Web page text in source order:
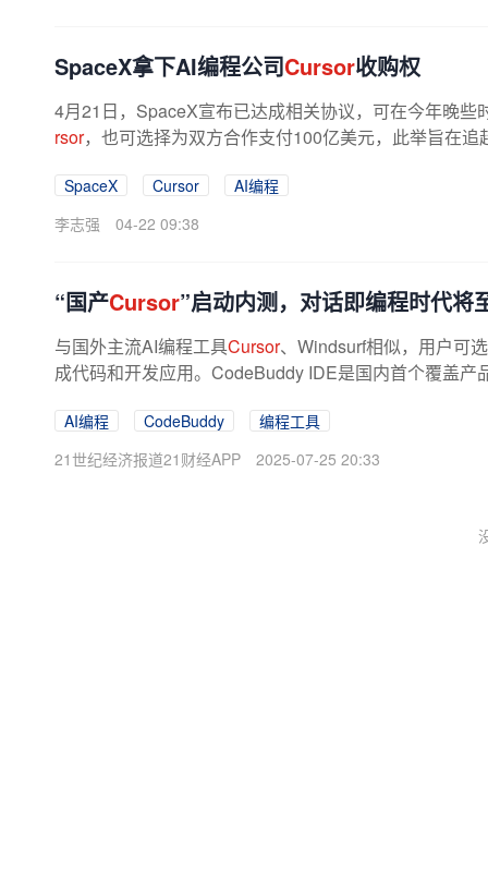
​SpaceX拿下AI编程公司Cursor收购权
4月21日，SpaceX宣布已达成相关协议，可在今年晚些
rsor，也可选择为双方合作支付100亿美元，此举旨在
SpaceX Cursor
AI编程
李志强
04-22 09:38
“国产Cursor”启动内测，对话即编程时代将
与国外主流AI编程工具Cursor、Windsurf相似，用户可
成代码和开发应用。CodeBuddy IDE是国内首个覆盖
AI编程 CodeBuddy
编程工具
21世纪经济报道21财经APP
2025-07-25 20:33